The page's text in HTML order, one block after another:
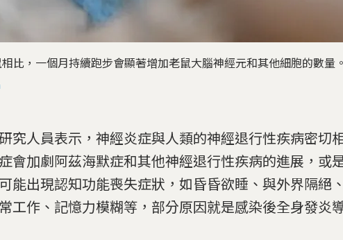
比，一個月持續跑步會顯著增加老鼠大腦神經元和其他細胞的數量
究人員表示，神經炎症與人類的神經退行性疾病密切
症會加劇阿茲海默症和其他神經退行性疾病的進展，或
可能出現認知功能喪失症狀，如昏昏欲睡、與外界隔絕
常工作、記憶力模糊等，部分原因就是感染後全身發炎